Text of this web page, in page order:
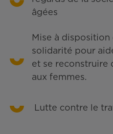
âgées
Mise à disposition
solidarité pour
et se reconstruire
aux femmes.
Lutte contre le